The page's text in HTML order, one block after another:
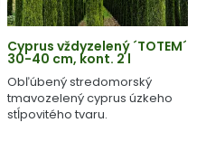
Cyprus vždyzelený ´TOTEM´
30-40 cm, kont. 2 l
Obľúbený stredomorský
tmavozelený cyprus úzkeho
stĺpovitého tvaru.